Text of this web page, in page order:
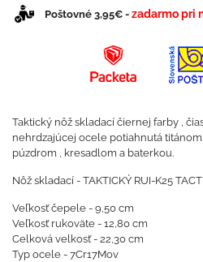
Poštovné 3,95€ - zadarmo pri
Taktický nôž skladací čiernej farby ,
nehrdzajúcej ocele potiahnutá
púzdrom , kresadlom a baterkou.
Nôž skladací - TAKTICKÝ RUI-K25
Veľkosť čepele - 9,50 cm
Veľkosť rukoväte - 12,80 cm
Celková velkosť - 22,30 cm
Typ ocele - 7Cr17Mov